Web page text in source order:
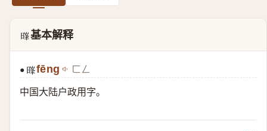
𮲧基本解释
● 𮲧 fēng ㄈㄥ
中国大陆户政用字。